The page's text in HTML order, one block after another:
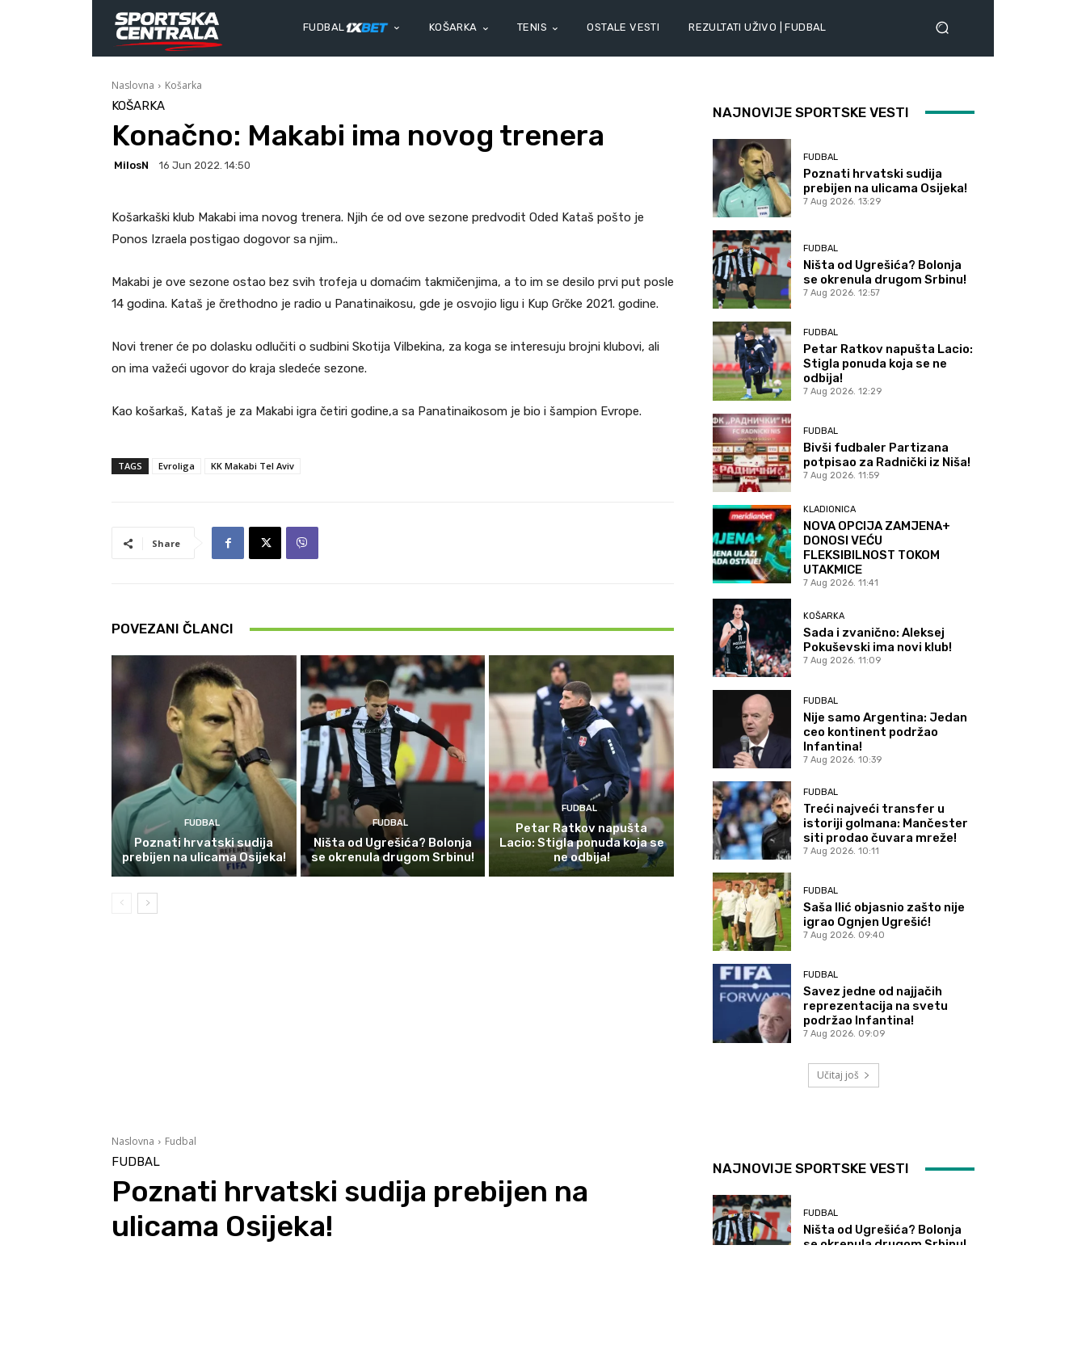
FUDBAL KOŠARKA TENIS OSTALE VESTI REZULTATI UŽIVO | FUDBAL
Naslovna Košarka
KOŠARKA
Konačno: Makabi ima novog trenera
MilosN 16 Jun 2022. 14:50
Košarkaški klub Makabi ima novog trenera. Njih će od ove sezone predvodit Oded Kataš pošto je
Ponos Izraela postigao dogovor sa njim..
Makabi je ove sezone ostao bez svih trofeja u domaćim takmičenjima, a to im se desilo prvi put posle
14 godina. Kataš je črethodno je radio u Panatinaikosu, gde je osvojio ligu i Kup Grčke 2021. godine.
Novi trener će po dolasku odlučiti o sudbini Skotija Vilbekina, za koga se interesuju brojni klubovi, ali
on ima važeći ugovor do kraja sledeće sezone.
Kao košarkaš, Kataš je za Makabi igra četiri godine,a sa Panatinaikosom je bio i šampion Evrope.
TAGS Evroliga KK Makabi Tel Aviv
Share
POVEZANI ČLANCI
FUDBAL
Poznati hrvatski sudija
prebijen na ulicama Osijeka!
FUDBAL
Ništa od Ugrešića? Bolonja
se okrenula drugom Srbinu!
FUDBAL
Petar Ratkov napušta
Lacio: Stigla ponuda koja se
ne odbija!
NAJNOVIJE SPORTSKE VESTI
FUDBAL
Poznati hrvatski sudija
prebijen na ulicama Osijeka!
7 Aug 2026. 13:29
FUDBAL
Ništa od Ugrešića? Bolonja
se okrenula drugom Srbinu!
7 Aug 2026. 12:57
FUDBAL
Petar Ratkov napušta Lacio:
Stigla ponuda koja se ne
odbija!
7 Aug 2026. 12:29
FUDBAL
Bivši fudbaler Partizana
potpisao za Radnički iz Niša!
7 Aug 2026. 11:59
KLADIONICA
NOVA OPCIJA ZAMJENA+
DONOSI VEĆU
FLEKSIBILNOST TOKOM
UTAKMICE
7 Aug 2026. 11:41
KOŠARKA
Sada i zvanično: Aleksej
Pokuševski ima novi klub!
7 Aug 2026. 11:09
FUDBAL
Nije samo Argentina: Jedan
ceo kontinent podržao
Infantina!
7 Aug 2026. 10:39
FUDBAL
Treći najveći transfer u
istoriji golmana: Mančester
siti prodao čuvara mreže!
7 Aug 2026. 10:11
FUDBAL
Saša Ilić objasnio zašto nije
igrao Ognjen Ugrešić!
7 Aug 2026. 09:40
FUDBAL
Savez jedne od najjačih
reprezentacija na svetu
podržao Infantina!
7 Aug 2026. 09:09
Učitaj još